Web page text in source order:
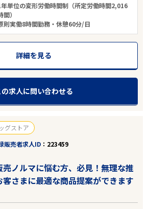
年単位の変形労働時間制（所定労働時間2,016
間）
則実働8時間勤務・休憩60分/日
詳細を見る
の求人に問い合わせる
グストア
販売者求人ID 223459
売ノルマに悩む方、必見！無理な推
さまに最適な商品提案ができます